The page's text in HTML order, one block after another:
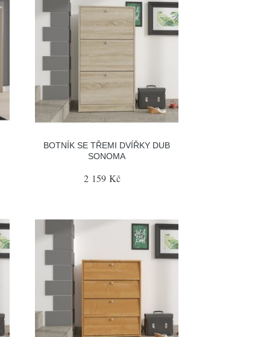
BOTNÍK SE TŘEMI DVÍŘKY DUB
SONOMA
2 159 Kč